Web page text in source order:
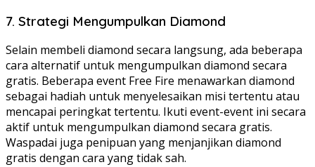
7. Strategi Mengumpulkan Diamond
Selain membeli diamond secara langsung, ada beberapa
cara alternatif untuk mengumpulkan diamond secara
gratis. Beberapa event Free Fire menawarkan diamond
sebagai hadiah untuk menyelesaikan misi tertentu atau
mencapai peringkat tertentu. Ikuti event-event ini secara
aktif untuk mengumpulkan diamond secara gratis.
Waspadai juga penipuan yang menjanjikan diamond
gratis dengan cara yang tidak sah.